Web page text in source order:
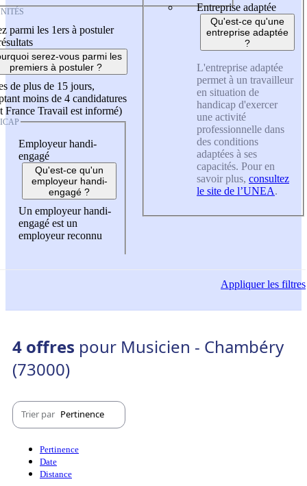
parmi les 1ers à postuler
serez-vous parmi les
premiers à postuler ?
de plus de 15 jours,
moins de 4 candidatures
France Travail est informé)
Employeur handi-
engagé
Qu'est-ce qu'un
employeur handi-
engagé ?
Un employeur handi-
engagé est un
employeur reconnu
Entreprise adaptée
Qu'est-ce qu'une
entreprise adaptée
?
L'entreprise adaptée
permet à un travailleur
en situation de
handicap d'exercer
une activité
professionnelle dans
des conditions
adaptées à ses
capacités. Pour en
savoir plus, consultez
le site de l’UNEA.
Appliquerles filtres
4 offres pour Musicien - Chambéry
(73000)
Trier par Pertinence
Pertinence
Date
Distance